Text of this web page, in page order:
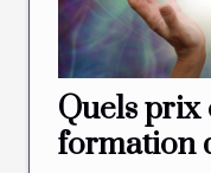
Quels prix
formation